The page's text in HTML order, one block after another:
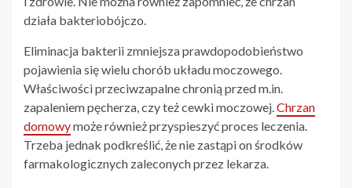
działa bakteriobójczo.
Eliminacja bakterii zmniejsza prawdopodobieństwo
pojawienia się wielu chorób układu moczowego.
Właściwości przeciwzapalne chronią przed m.in.
zapaleniem pęcherza, czy też cewki moczowej.Chrzan
domowymoże również przyspieszyć proces leczenia.
Trzeba jednak podkreślić, że nie zastąpi on środków
farmakologicznych zaleconych przez lekarza.